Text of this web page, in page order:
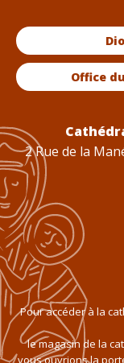
Office
2 Rue de la
Pour accéder à la
le magasin de la
vous ouvrions la